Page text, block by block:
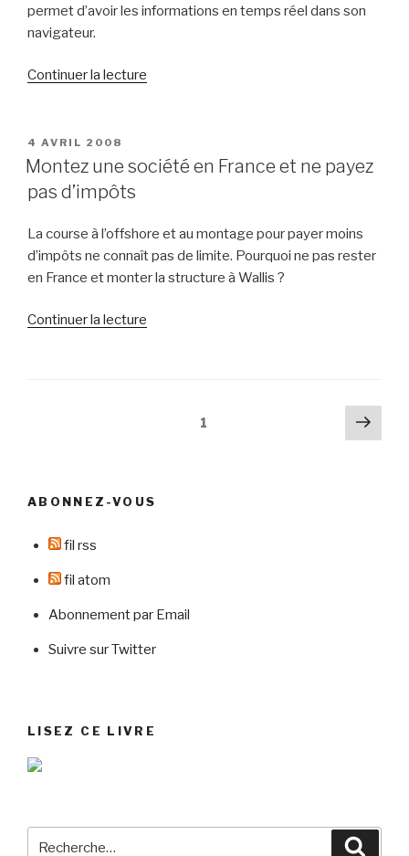
permet d’avoir les informations en temps réel dans son
navigateur.
Continuer la lecture
pour
référencement »
PUBLIÉ
LE
4 AVRIL 2008
Montez une société en France et ne payez
pas d’impôts
La course à l’offshore et au montage pour payer moins
d’impôts ne connaît pas de limite. Pourquoi ne pas rester
en France et monter la structure à Wallis ?
Continuer la lecture
payez
1
ABONNEZ-VOUS
fil rss
fil atom
Abonnement par Email
Suivre sur Twitter
LISEZ CE LIVRE